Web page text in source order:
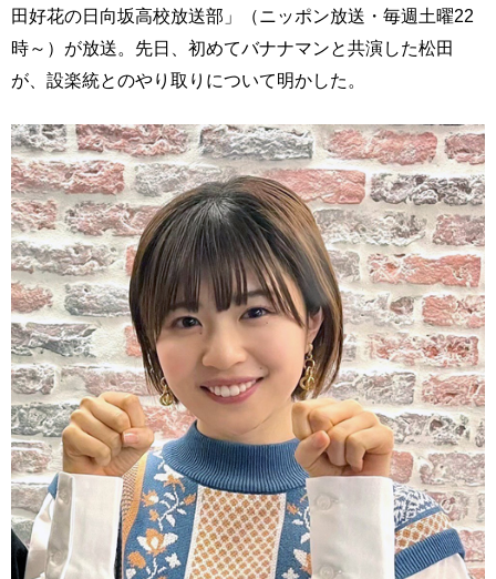
田好花の日向坂高校放送部」（ニッポン放送・毎週土曜22
時～）が放送。先日、初めてバナナマンと共演した松田
が、設楽統とのやり取りについて明かした。